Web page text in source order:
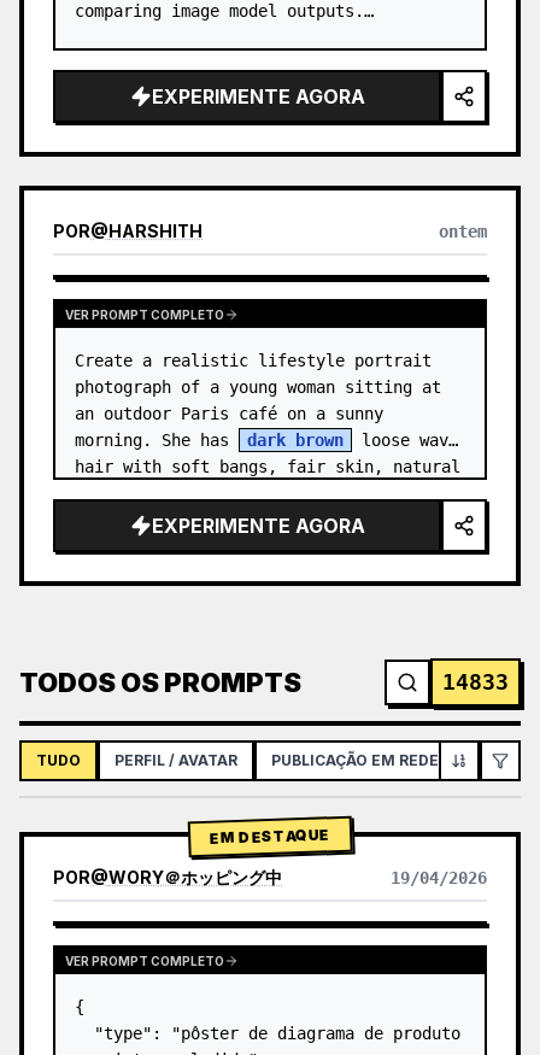
comparing image model outputs.
with a warm off-white background and
generous margins. …
EXPERIMENTE AGORA
POR@HARSHITH ontem
VER PROMPT COMPLETO
Create a realistic lifestyle portrait
photograph of a young woman sitting at
an outdoor Paris café on a sunny
morning. She has
dark brown
loose wavy
hair with soft bangs, fair skin, natural
EXPERIMENTE AGORA
TODOS OS PROMPTS 14833
TUDO PERFIL / AVATAR PUBLICAÇÃO EM REDES SOCIAIS
EM DESTAQUE
POR@WORY＠ホッピング中 19/04/2026
VER PROMPT COMPLETO
{
  "type": "pôster de diagrama de produto